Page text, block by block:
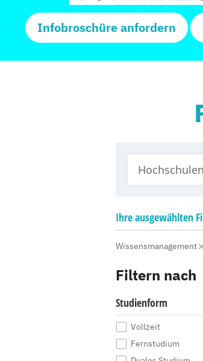
Infobroschüre anfordern
Ihreausgewählten
Wissensmanagement
Filtern nach
Studienform
Vollzeit
Fernstudium